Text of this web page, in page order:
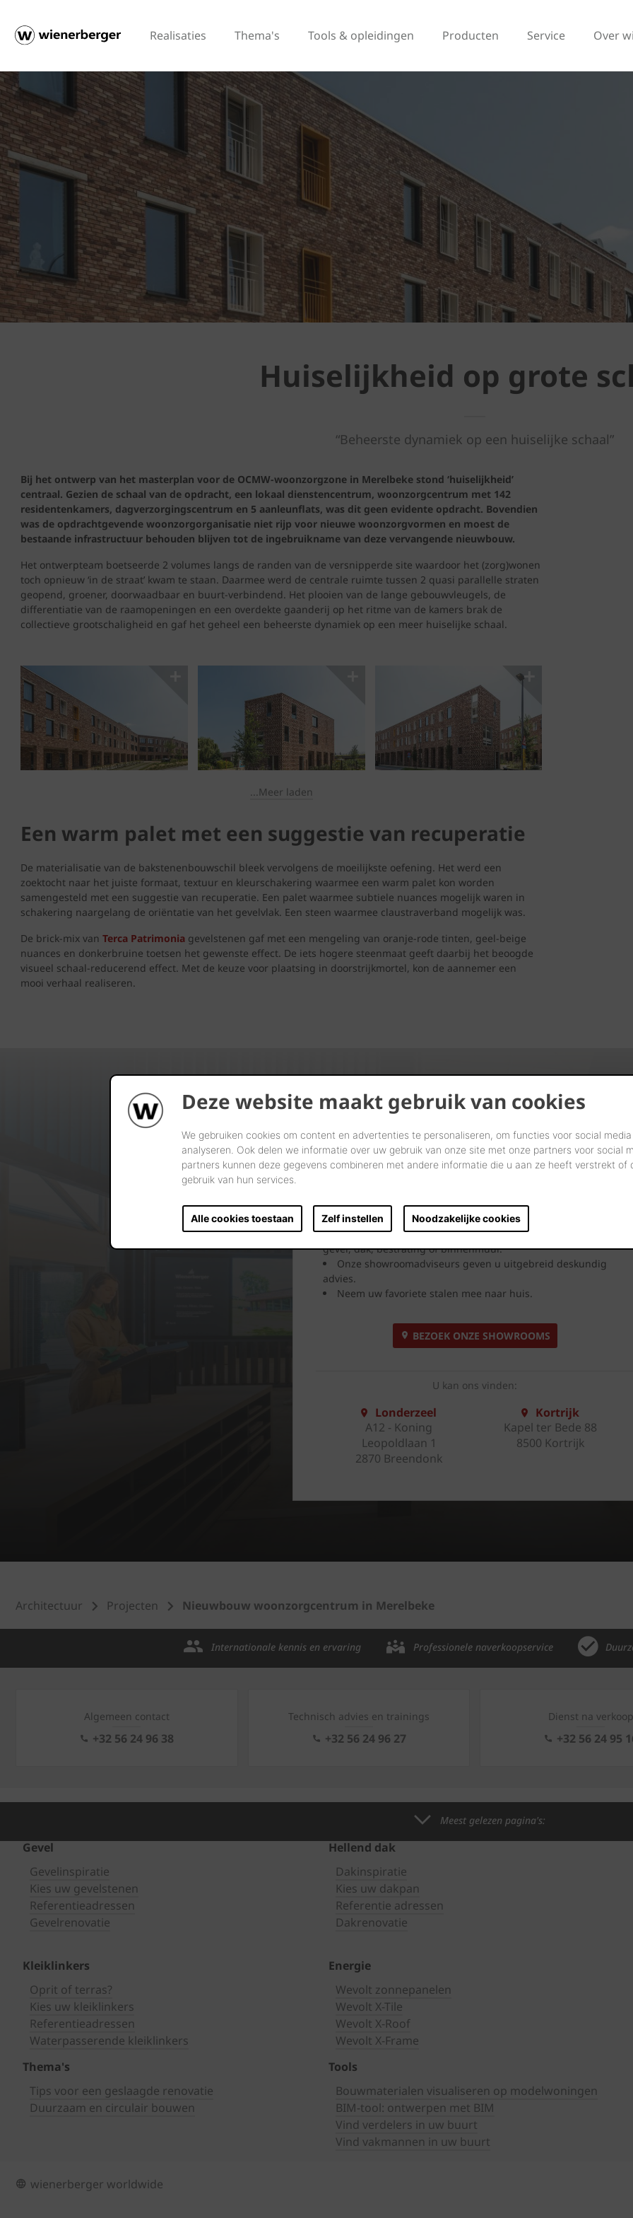
Deze website maakt gebruik van cookies
We gebruiken cookies om content en advertenties te personaliseren, om functies voor social
analyseren. Ook delen we informatie over uw gebruik van onze site met onze partners voor social
partners kunnen deze gegevens combineren met andere informatie die u aan ze heeft verstrekt of
gebruik van hun services.
Alle cookies toestaan Zelf instellen Noodzakelijke cookies
Realisaties Thema's Tools & opleidingen Producten Service Over
Huiselijkheid op grote
“Beheerste dynamiek op een huiselijke schaal”
Bij het ontwerp van het masterplan voor de OCMW-woonzorgzone in Merelbeke stond ‘huiselijkheid’
centraal. Gezien de schaal van de opdracht, een lokaal dienstencentrum, woonzorgcentrum met 142
residentenkamers, dagverzorgingscentrum en 5 aanleunflats, was dit geen evidente opdracht. Bovendien
was de opdrachtgevende woonzorgorganisatie niet rijp voor nieuwe woonzorgvormen en moest de
bestaande infrastructuur behouden blijven tot de ingebruikname van deze vervangende nieuwbouw.
Het ontwerpteam boetseerde 2 volumes langs de randen van de versnipperde site waardoor het (zorg)wonen
toch opnieuw ‘in de straat’ kwam te staan. Daarmee werd de centrale ruimte tussen 2 quasi parallelle straten
geopend, groener, doorwaadbaar en buurt-verbindend. Het plooien van de lange gebouwvleugels, de
differentiatie van de raamopeningen en een overdekte gaanderij op het ritme van de kamers brak de
collectieve grootschaligheid en gaf het geheel een beheerste dynamiek op een meer huiselijke schaal.
...Meer laden
Een warm palet met een suggestie van recuperatie
De materialisatie van de bakstenenbouwschil bleek vervolgens de moeilijkste oefening. Het werd een
zoektocht naar het juiste formaat, textuur en kleurschakering waarmee een warm palet kon worden
samengesteld met een suggestie van recuperatie. Een palet waarmee subtiele nuances mogelijk waren in
schakering naargelang de oriëntatie van het gevelvlak. Een steen waarmee claustraverband mogelijk was.
De brick-mix van Terca Patrimonia gevelstenen gaf met een mengeling van oranje-rode tinten, geel-beige
nuances en donkerbruine toetsen het gewenste effect. De iets hogere steenmaat geeft daarbij het beoogde
visueel schaal-reducerend effect. Met de keuze voor plaatsing in doorstrijkmortel, kon de aannemer een
mooi verhaal realiseren.
Kijk. Droom. Kies.
Kom langs en laat u inspireren door onze innovatieve
oplossingen. Bekijk ze, neem ze vast en ervaar uw toekomstige
gevel, dak, bestrating of binnenmuur.
Onze showroomadviseurs geven u uitgebreid deskundig
advies.
Neem uw favoriete stalen mee naar huis.
BEZOEK ONZE SHOWROOMS
U kan ons vinden:
Londerzeel
A12 - Koning
Leopoldlaan 1
2870 Breendonk
Kortrijk
Kapel ter Bede 88
8500 Kortrijk
Architectuur Projecten Nieuwbouw woonzorgcentrum in Merelbeke
Internationale kennis en ervaring Professionele naverkoopservice
Algemeen contact
+32 56 24 96 38
Technisch advies en trainings
+32 56 24 96 27
Dienst na verkoop
+32 56 24 95
Meest gelezen pagina's:
Gevel
Gevelinspiratie
Kies uw gevelstenen
Referentieadressen
Gevelrenovatie
Hellend dak
Dakinspiratie
Kies uw dakpan
Referentie adressen
Dakrenovatie
Kleiklinkers
Oprit of terras?
Kies uw kleiklinkers
Referentieadressen
Waterpasserende kleiklinkers
Energie
Wevolt zonnepanelen
Wevolt X-Tile
Wevolt X-Roof
Wevolt X-Frame
Thema's
Tips voor een geslaagde renovatie
Duurzaam en circulair bouwen
Tools
Bouwmaterialen visualiseren op modelwoningen
BIM-tool: ontwerpen met BIM
Vind verdelers in uw buurt
Vind vakmannen in uw buurt
wienerberger worldwide